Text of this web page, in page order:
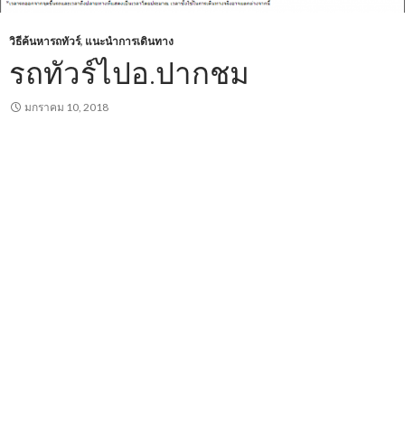
วิธีค้นหารถทัวร์, แนะนำการเดินทาง
รถทัวร์ไปอ.ปากชม
มกราคม 10, 2018